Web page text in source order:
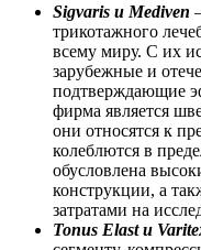
Sigvaris и Mediven
трикотажного
всему миру. С их
зарубежные и
подтверждающие
фирма является
они относятся к
колеблются в
обусловлена
конструкции, а
затратами на
Tonus Elast и